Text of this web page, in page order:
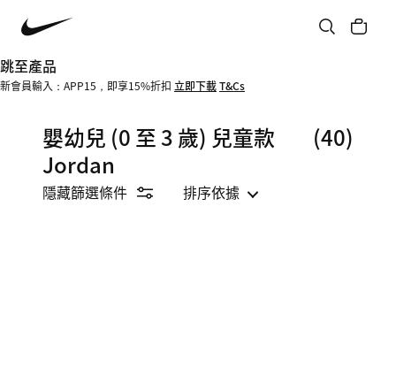
跳至產品
新會員輸入：APP15，即享15%折扣 立即下載T&Cs
嬰幼兒 (0 至 3 歲) 兒童款
Jordan
(40)
隱藏篩選條件 排序依據